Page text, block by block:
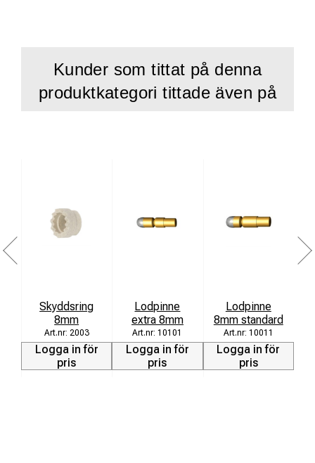
Kunder som tittat på denna
produktkategori tittade även på
Skyddsring
8mm
2003
Logga in för
pris
Lodpinne
extra 8mm
10101
Logga in för
pris
Lodpinne
8mm standard
10011
Logga in för
pris